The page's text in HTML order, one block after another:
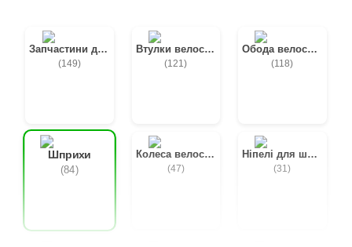
Запчастини до втулок
(149)
Втулки велосипедні
(121)
Обода велосипедні
(118)
Шприхи
(84)
Колеса велосипедні
(47)
Ніпелі для шприх
(31)